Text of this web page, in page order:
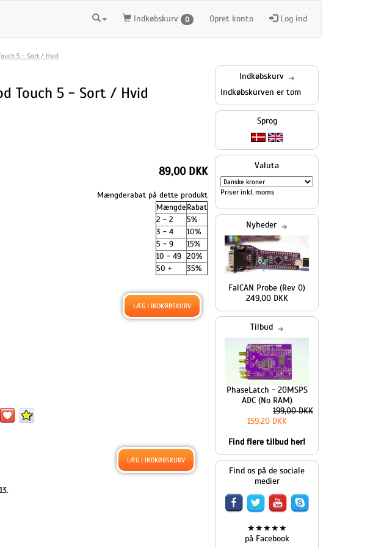
Indkøbskurv 0 Opret konto Log ind
5 - Sort / Hvid
Touch 5 - Sort / Hvid
89,00 DKK
Mængderabat på dette produkt
MængdeRabat
2 - 2
5%
3 - 4
10%
5 - 9
15%
10 - 49 20%
50 +
35%
Indkøbskurv
Indkøbskurven er tom
Sprog
Valuta
Priser inkl. moms
Nyheder
FalCAN Probe (Rev 0)
249,00 DKK
Tilbud
PhaseLatch - 20MSPS
ADC (No RAM)
199,00 DKK
159,20 DKK
Find flere tilbud her!
Find os på de sociale
medier
★★★★★
på Facebook